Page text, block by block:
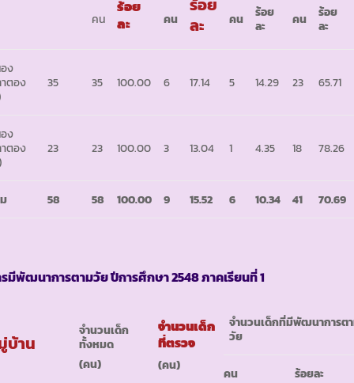
คน
ร้อย
ละ
คน
ร้อย
ละ
คน
ร้อย
ละ
คน
ร้อย
ละ
ง
ตอง
35 35 100.00 6 17.14 5 14.29 23 65.71
ง
ตอง
23 23 100.00 3 13.04 1 4.35 18 78.26
58 58 100.00 9 15.52 6 10.34 41 70.69
มีพัฒนาการตามวัย ปีการศึกษา2548 ภาคเรียนที่ 1
บ้าน
จำนวนเด็ก
ทั้งหมด
(คน)
จำนวนเด็ก
ที่ตรวจ
(คน)
จำนวนเด็กที่มีพัฒนาการต
วัย
คน ร้อยละ